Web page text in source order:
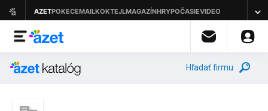
Hľadať firmu